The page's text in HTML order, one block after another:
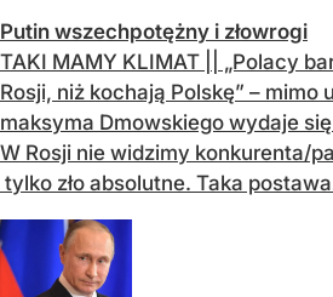
Putin wszechpotężny i złowrogi
TAKI MAMY KLIMAT || „Polacy
Rosji, niż kochają Polskę” – mimo
maksyma Dmowskiego wydaje
W Rosji nie widzimy konkurenta/
tylko zło absolutne. Taka